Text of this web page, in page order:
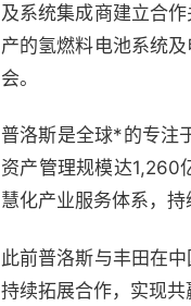
及系统集成商建立合
产的氢燃料电池系统
会。
普洛斯是全球*的专注
资产管理规模达1,260
慧化产业服务体系，持
此前普洛斯与丰田在
持续拓展合作，实现共